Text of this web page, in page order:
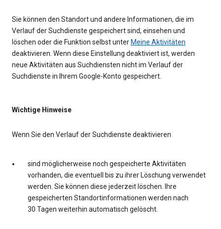
Sie können den Standort und andere Informationen, die im
Verlauf der Suchdienste gespeichert sind, einsehen und
löschen oder die Funktion selbst unter Meine Aktivitäten
deaktivieren. Wenn diese Einstellung deaktiviert ist, werden
neue Aktivitäten aus Suchdiensten nicht im Verlauf der
Suchdienste in Ihrem Google-Konto gespeichert.
Wichtige Hinweise
Wenn Sie den Verlauf der Suchdienste deaktivieren
sind möglicherweise noch gespeicherte Aktivitäten
vorhanden, die eventuell bis zu ihrer Löschung verwendet
werden. Sie können diese jederzeit löschen. Ihre
gespeicherten Standortinformationen werden nach
30 Tagen weiterhin automatisch gelöscht.